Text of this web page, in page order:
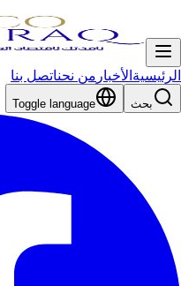
الرئيسية الأخبار من نحناتصل بنا
بحث Toggle language